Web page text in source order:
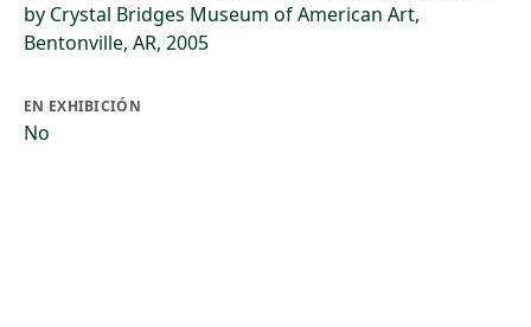
by Crystal Bridges Museum of American Art,
Bentonville, AR, 2005
EN EXHIBICIÓN
No